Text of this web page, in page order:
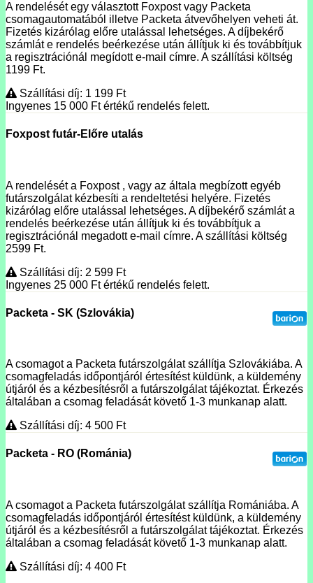
A rendelését egy választott Foxpost vagy Packeta
csomagautomatából illetve Packeta átvevőhelyen veheti át.
Fizetés kizárólag előre utalással lehetséges. A díjbekérő
számlát e rendelés beérkezése után állítjuk ki és továbbítjuk
a regisztrációnál megídott e-mail címre. A szállítási költség
1199 Ft.
Szállítási díj: 1 199 Ft
Ingyenes 15 000 Ftértékű rendelés felett.
Foxpost futár-Előre utalás
A rendelését a Foxpost , vagy az általa megbízott egyéb
futárszolgálat kézbesíti a rendeltetési helyére. Fizetés
kizárólag előre utalással lehetséges. A díjbekérő számlát a
rendelés beérkezése után állítjuk ki és továbbítjuk a
regisztrációnál megadott e-mail címre. A szállítási költség
2599 Ft.
Szállítási díj: 2 599 Ft
Ingyenes 25 000 Ftértékű rendelés felett.
Packeta - SK (Szlovákia)
A csomagot a Packeta futárszolgálat szállítja Szlovákiába. A
csomagfeladás időpontjáról értesítést küldünk, a küldemény
útjáról és a kézbesítésről a futárszolgálat tájékoztat. Érkezés
általában a csomag feladását követő 1-3 munkanap alatt.
Szállítási díj: 4 500 Ft
Packeta - RO (Románia)
A csomagot a Packeta futárszolgálat szállítja Romániába. A
csomagfeladás időpontjáról értesítést küldünk, a küldemény
útjáról és a kézbesítésről a futárszolgálat tájékoztat. Érkezés
általában a csomag feladását követő 1-3 munkanap alatt.
Szállítási díj: 4 400 Ft